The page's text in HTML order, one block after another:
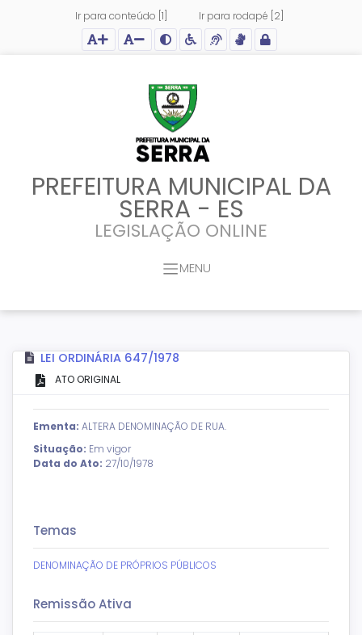
Ir para conteúdo [1] Ir para rodapé [2]
Ação para aumentar tamanho da fonte do site
Ação para diminuir tamanho da fonte do site
Ação para aplicar auto contraste no site
Acessar página sobre acessibilidade do site
Acessar página sobre NVDA - Leitor de Tela
Acessar página sobre VLibras - Tradutor de
Acessar Intranet
PREFEITURA MUNICIPAL DA
SERRA - ES
LEGISLAÇÃO ONLINE
MENU
LEI ORDINÁRIA 647/1978
ATO ORIGINAL
Ementa: ALTERA DENOMINAÇÃO DE RUA.
Situação: Em vigor
Data do Ato: 27/10/1978
Temas
DENOMINAÇÃO DE PRÓPRIOS PÚBLICOS
Remissão Ativa